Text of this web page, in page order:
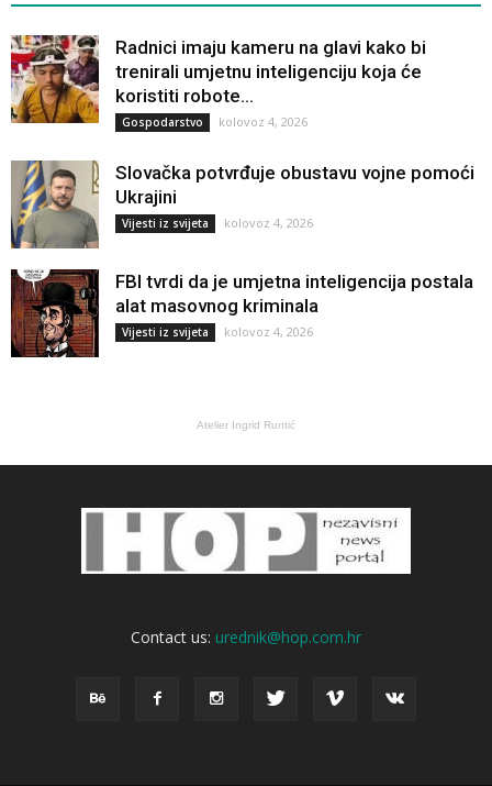
Radnici imaju kameru na glavi kako bi
trenirali umjetnu inteligenciju koja će
koristiti robote...
Gospodarstvo kolovoz 4, 2026
Slovačka potvrđuje obustavu vojne pomoći
Ukrajini
Vijesti iz svijeta kolovoz 4, 2026
FBI tvrdi da je umjetna inteligencija postala
alat masovnog kriminala
Vijesti iz svijeta kolovoz 4, 2026
Atelier Ingrid Runtić
Contact us: urednik@hop.com.hr